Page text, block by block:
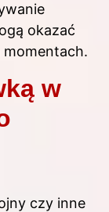
okazać
w
czy inne